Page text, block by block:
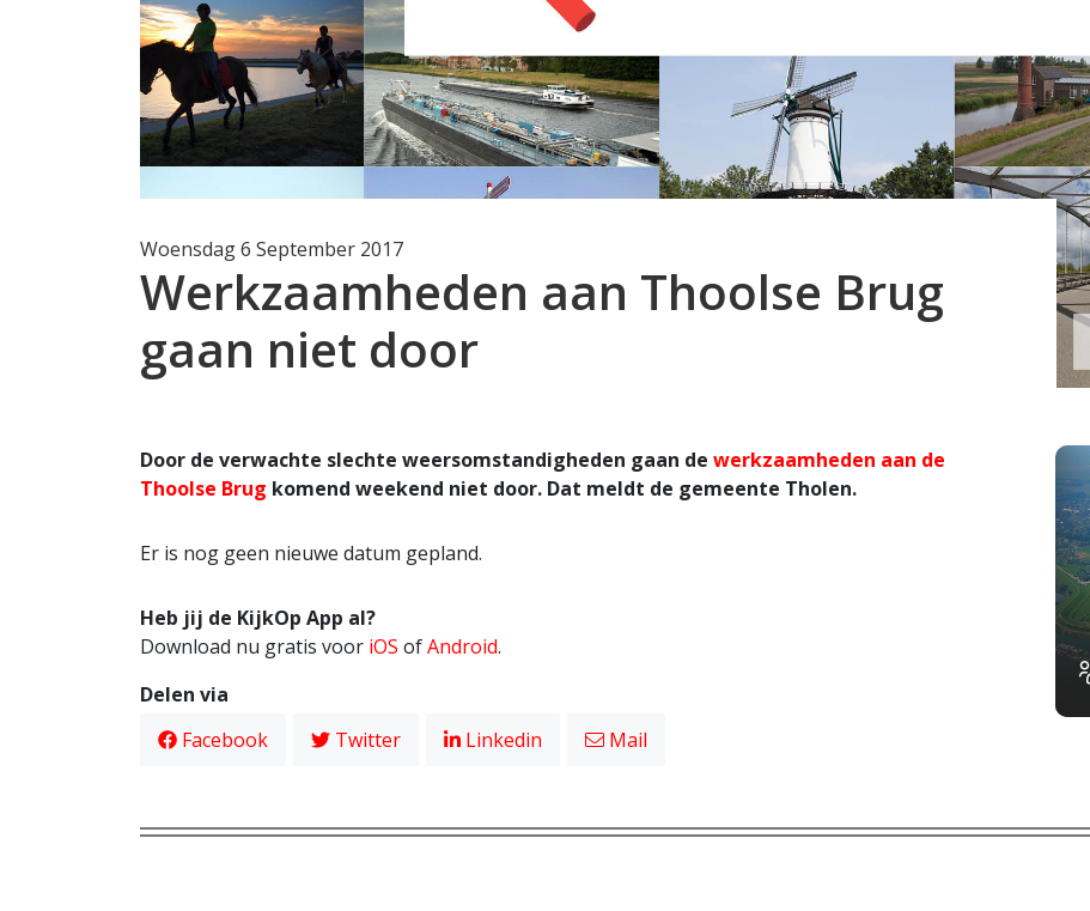
Woensdag 6 September 2017
Werkzaamheden aan Thoolse Brug
gaan niet door
Door de verwachte slechte weersomstandigheden gaan de werkzaamheden aan de
Thoolse Brug komend weekend niet door. Dat meldt de gemeente Tholen.
Er is nog geen nieuwe datum gepland.
Heb jij de KijkOp App al?
Download nu gratis voor iOS ofAndroid.
Delen via
Facebook
Twitter Linkedin Mail